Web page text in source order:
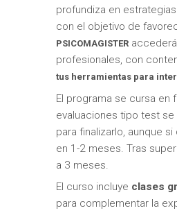
profundiza en
con el objetivo de
PSICOMAGISTER
profesionales, con
tus herramientas para
El programa se cursa en
evaluaciones tipo test
para finalizarlo, aunque
en 1-2 meses. Tras
a 3 meses.
El curso incluye clases
para complementar la